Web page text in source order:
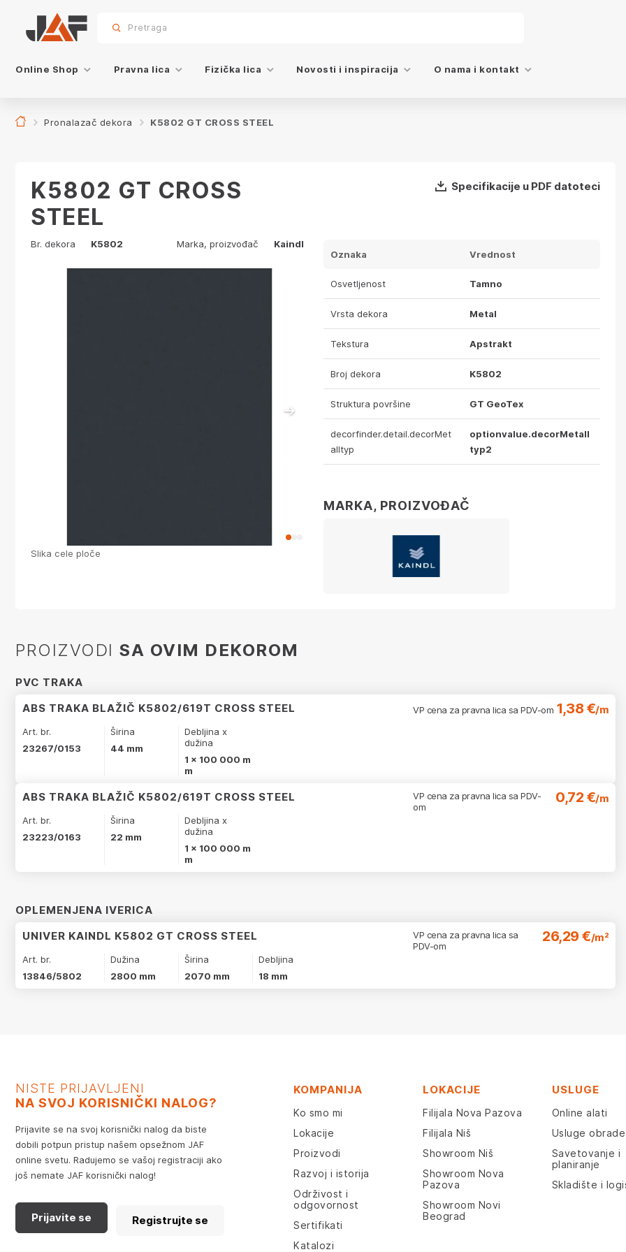
sr.skip-to.main-content
sr.skip-to.table-of-contents
sr.skip-to.main-navigation
Pretraga
Online Shop Pravna lica Fizička lica Novosti i inspiracija O nama i kontakt
Pronalazač dekora K5802 GT CROSS STEEL
K5802 GT CROSS
STEEL
Br. dekora K5802 Marka, proizvođač Kaindl
Slika cele ploče
Specifikacije u PDF datoteci
Oznaka Vrednost
Osvetljenost Tamno
Vrsta dekora Metal
Tekstura Apstrakt
Broj dekora K5802
Struktura površine GT GeoTex
decorfinder.detail.decorMet
alltyp
optionvalue.decorMetall
typ2
MARKA, PROIZVOĐAČ
PROIZVODI SA OVIM DEKOROM
PVC TRAKA
ABS TRAKA BLAŽIČ K5802/619T CROSS STEEL
Art. br.
23267/0153
Širina
44 mm
Debljina x
dužina
1 x 100 000 m
m
VP cena za pravna lica sa PDV-om 1,38 €/m
ABS TRAKA BLAŽIČ K5802/619T CROSS STEEL
Art. br.
23223/0163
Širina
22 mm
Debljina x
dužina
1 x 100 000 m
m
VP cena za pravna lica sa PDV-
om
0,72 €/m
OPLEMENJENA IVERICA
UNIVER KAINDL K5802 GT CROSS STEEL
Art. br.
13846/5802
Dužina
2800 mm
Širina
2070 mm
Debljina
18 mm
VP cena za pravna lica sa
PDV-om
26,29 €/m²
NISTE PRIJAVLJENI
NA SVOJ KORISNIČKI NALOG?
Prijavite se na svoj korisnički nalog da biste
dobili potpun pristup našem opsežnom JAF
online svetu. Radujemo se vašoj registraciji ako
još nemate JAF korisnički nalog!
Prijavite se Registrujte se
KOMPANIJA
Ko smo mi
Lokacije
Proizvodi
Razvoj i istorija
Održivost i
odgovornost
Sertifikati
Katalozi
LOKACIJE
Filijala Nova Pazova
Filijala Niš
Showroom Niš
Showroom Nova
Pazova
Showroom Novi
Beograd
USLUGE
Online alati
Usluge obrade
Savetovanje i
planiranje
Skladište i